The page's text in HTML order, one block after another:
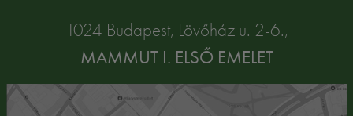
1024 Budapest, Lövőház u. 2-6.,
MAMMUT I. ELSŐ EMELET